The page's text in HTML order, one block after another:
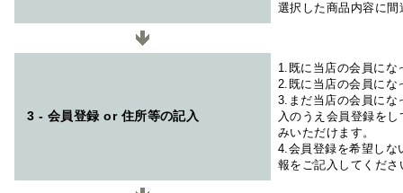
選択した商品内容に
3 - 会員登録 or 住所等の記入
1.既に当店の会員にな
2.既に当店の会員にな
3.まだ当店の会員にな
入のうえ会員登録を
みいただけます。
4.会員登録を希望しな
報をご記入してくださ